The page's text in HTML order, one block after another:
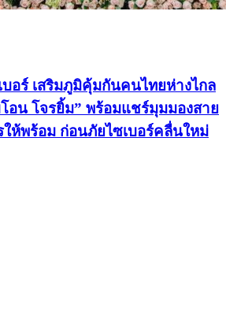
อร์ เสริมภูมิคุ้มกันคนไทยห่างไกล
อน โจรยิ้ม” พร้อมแชร์มุมมองสาย
ให้พร้อม ก่อนภัยไซเบอร์คลื่นใหม่